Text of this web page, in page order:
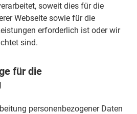
soweit dies für die
Webseite sowie für die
erforderlich ist oder wir
sind.
für die
personenbezogener Daten